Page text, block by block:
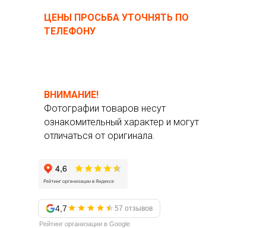
ЦЕНЫ ПРОСЬБА УТОЧНЯТЬ ПО
ТЕЛЕФОНУ
ВНИМАНИЕ!
Фотографии товаров несут
ознакомительный характер и могут
отличаться от оригинала.
4,7 57 отзывов
Рейтинг организации в Google